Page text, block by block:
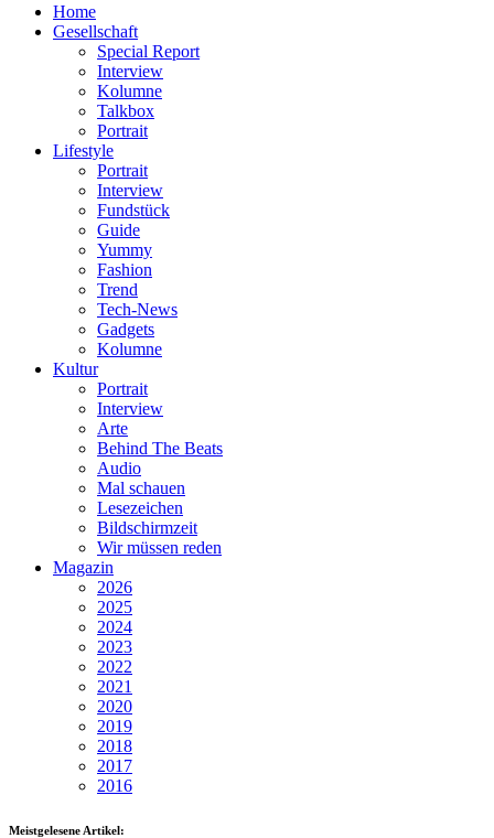
Home
Gesellschaft
Special Report
Interview
Kolumne
Talkbox
Portrait
Lifestyle
Portrait
Interview
Fundstück
Guide
Yummy
Fashion
Trend
Tech-News
Gadgets
Kolumne
Kultur
Portrait
Interview
Arte
Behind The Beats
Audio
Mal schauen
Lesezeichen
Bildschirmzeit
Wir müssen reden
Magazin
2026
2025
2024
2023
2022
2021
2020
2019
2018
2017
2016
Meistgelesene Artikel: